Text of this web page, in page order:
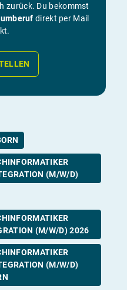
zurück. Du bekommst
direkt per Mail
(M/W/D)
(M/W/D) 2026
(M/W/D)